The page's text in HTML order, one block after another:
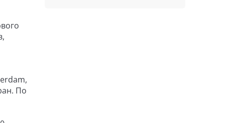
По